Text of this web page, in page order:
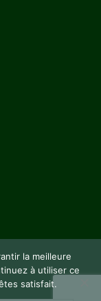
la meilleure
à utiliser ce
satisfait.